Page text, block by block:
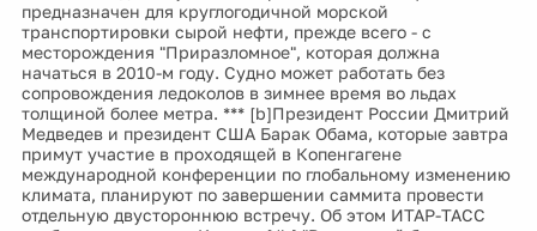
предназначен для круглогодичной морской
транспортировки сырой нефти, прежде всего - с
месторождения "Приразломное", которая должна
начаться в 2010-м году. Судно может работать без
сопровождения ледоколов в зимнее время во льдах
толщиной более метра. *** [b]Президент России Дмитрий
Медведев и президент США Барак Обама, которые завтра
примут участие в проходящей в Копенгагене
международной конференции по глобальному изменению
климата, планируют по завершении саммита провести
отдельную двустороннюю встречу. Об этом ИТАР-ТАСС